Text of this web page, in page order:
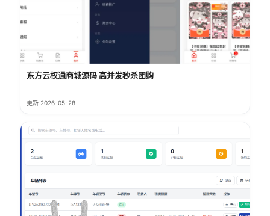
东方云权通商城源码 高并发秒杀团购
更新 2026-05-28